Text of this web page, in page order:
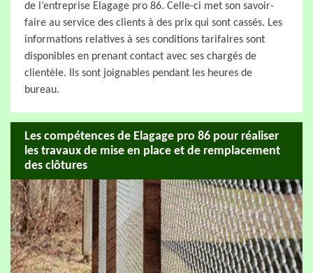
de l’entreprise Elagage pro 86. Celle-ci met son savoir-
faire au service des clients à des prix qui sont cassés. Les
informations relatives à ses conditions tarifaires sont
disponibles en prenant contact avec ses chargés de
clientèle. Ils sont joignables pendant les heures de
bureau.
Les compétences de Elagage pro 86 pour réaliser
les travaux de mise en place et de remplacement
des clôtures